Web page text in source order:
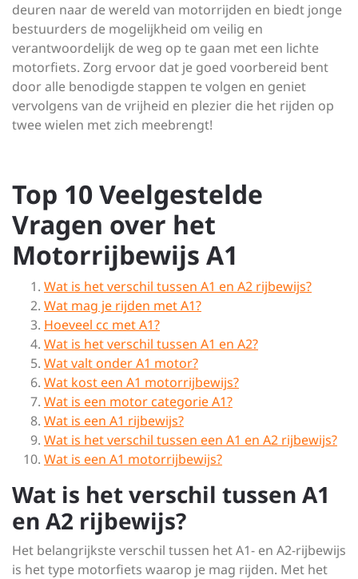
deuren naar de wereld van motorrijden en biedt jonge
bestuurders de mogelijkheid om veilig en
verantwoordelijk de weg op te gaan met een lichte
motorfiets. Zorg ervoor dat je goed voorbereid bent
door alle benodigde stappen te volgen en geniet
vervolgens van de vrijheid en plezier die het rijden op
twee wielen met zich meebrengt!
Top 10 Veelgestelde
Vragen over het
Motorrijbewijs A1
Wat is het verschil tussen A1 en A2 rijbewijs?
Wat mag je rijden met A1?
Hoeveel cc met A1?
Wat is het verschil tussen A1 en A2?
Wat valt onder A1 motor?
Wat kost een A1 motorrijbewijs?
Wat is een motor categorie A1?
Wat is een A1 rijbewijs?
Wat is het verschil tussen een A1 en A2 rijbewijs?
Wat is een A1 motorrijbewijs?
Wat is het verschil tussen A1
en A2 rijbewijs?
Het belangrijkste verschil tussen het A1- en A2-rijbewijs
is het type motorfiets waarop je mag rijden. Met het